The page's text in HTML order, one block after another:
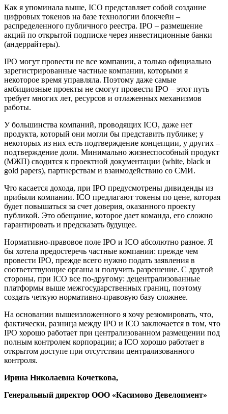
Как я упоминала выше, ICO представляет собой создание
цифровых токенов на базе технологии блокчейн –
распределенного публичного реестра. IPO – размещение
акций по открытой подписке через инвестиционные банки
(андеррайтеры).
IPO могут провести не все компании, а только официально
зарегистрированные частные компании, которыми я
некоторое время управляла. Поэтому даже самые
амбициозные проекты не смогут провести IPO – этот путь
требует многих лет, ресурсов и отлаженных механизмов
работы.
У большинства компаний, проводящих ICO, даже нет
продукта, который они могли бы представить публике; у
некоторых из них есть подтверждение концепции, у других –
подтверждение доли. Минимально жизнеспособный продукт
(МЖП) сводится к проектной документации (white, black и
gold papers), партнерствам и взаимодействию со СМИ.
Что касается дохода, при IPO предусмотрены дивиденды из
прибыли компании. ICO предлагают токены по цене, которая
будет повышаться за счет доверия, оказанного проекту
публикой. Это обещание, которое дает команда, его сложно
гарантировать и предсказать будущее.
Нормативно-правовое поле IPO и ICO абсолютно разное. Я
бы хотела предостеречь частные компании: прежде чем
провести IPO, прежде всего нужно подать заявления в
соответствующие органы и получить разрешение. С другой
стороны, при ICO все по-другому: децентрализованные
платформы выше межгосударственных границ, поэтому
создать четкую нормативно-правовую базу сложнее.
На основании вышеизложенного я хочу резюмировать, что,
фактически, разница между IPO и ICO заключается в том, что
IPO хорошо работает при централизованном размещении под
полным контролем корпорации; а ICO хорошо работает в
открытом доступе при отсутствии централизованного
контроля.
Ирина Николаевна Кочеткова,
Генеральный директор ООО «Касимово Девелопмент»